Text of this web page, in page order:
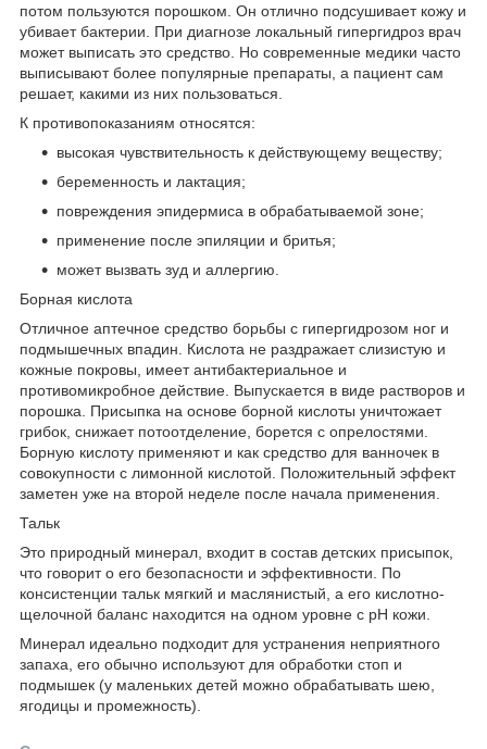
потом пользуются порошком. Он отлично подсушивает кожу и
убивает бактерии. При диагнозе локальный гипергидроз врач
может выписать это средство. Но современные медики часто
выписывают более популярные препараты, а пациент сам
решает, какими из них пользоваться.
К противопоказаниям относятся:
высокая чувствительность к действующему веществу;
беременность и лактация;
повреждения эпидермиса в обрабатываемой зоне;
применение после эпиляции и бритья;
может вызвать зуд и аллергию.
Борная кислота
Отличное аптечное средство борьбы с гипергидрозом ног и
подмышечных впадин. Кислота не раздражает слизистую и
кожные покровы, имеет антибактериальное и
противомикробное действие. Выпускается в виде растворов и
порошка. Присыпка на основе борной кислоты уничтожает
грибок, снижает потоотделение, борется с опрелостями.
Борную кислоту применяют и как средство для ванночек в
совокупности с лимонной кислотой. Положительный эффект
заметен уже на второй неделе после начала применения.
Тальк
Это природный минерал, входит в состав детских присыпок,
что говорит о его безопасности и эффективности. По
консистенции тальк мягкий и маслянистый, а его кислотно-
щелочной баланс находится на одном уровне с рН кожи.
Минерал идеально подходит для устранения неприятного
запаха, его обычно используют для обработки стоп и
подмышек (у маленьких детей можно обрабатывать шею,
ягодицы и промежность).